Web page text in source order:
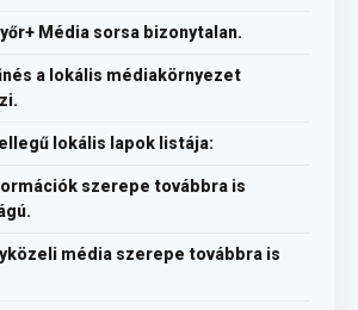
Média sorsa bizonytalan.
a lokális médiakörnyezet
lokális lapok listája:
szerepe továbbra is
média szerepe továbbra is